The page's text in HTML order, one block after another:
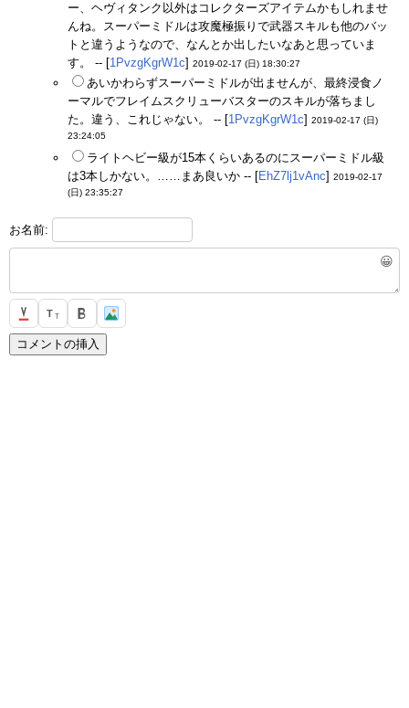
ー、ヘヴィタンク以外はコレクターズアイテムかもしれませ
んね。スーパーミドルは攻魔極振りで武器スキルも他のバッ
トと違うようなので、なんとか出したいなあと思っていま
す。 -- [1PvzgKgrW1c] 2019-02-17 (日) 18:30:27
あいかわらずスーパーミドルが出ませんが、最終浸食ノ
ーマルでフレイムスクリューバスターのスキルが落ちまし
た。違う、これじゃない。 -- [1PvzgKgrW1c] 2019-02-17 (日)
23:24:05
ライトヘビー級が15本くらいあるのにスーパーミドル級
は3本しかない。……まあ良いか -- [EhZ7lj1vAnc] 2019-02-17
(日) 23:35:27
お名前:
😀
T T